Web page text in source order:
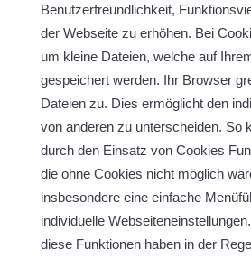
Benutzerfreundlichkeit,
der Webseite zu erhöhen. Bei
um kleine Dateien, welche auf
gespeichert werden. Ihr Browser
Dateien zu. Dies ermöglicht den
von anderen zu unterscheiden. So
durch den Einsatz von Cookies
die ohne Cookies nicht möglich
insbesondere eine einfache
individuelle
diese Funktionen haben in der